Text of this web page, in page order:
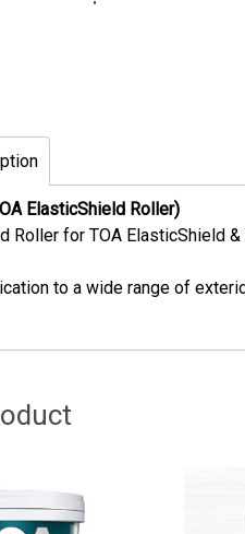
ElasticShield Roller)
Roller for TOA ElasticShield
to a wide range of